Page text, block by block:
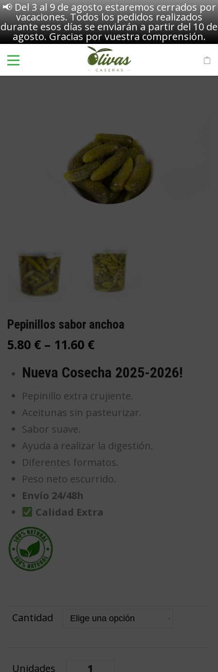
📢 Del 3 al 9 de agosto estaremos cerrados por
vacaciones. Todos los pedidos realizados
durante esos días se enviarán a partir del 10 de
agosto. Gracias por vuestra comprensión.
Pepinillos sabor anchoa
5.80 € – 11.60 €
Nueva Cosecha 2025-2026!
Pepinillo extra crujiente.
Aceitunas sin pasteurizar.
Sabor suave.
Ayuda a realizar la digestión.
Diferentes formatos.
Peso neto escurrido.
Envío 24/48h
Calidad Extra
Cantidad
Pepinillos